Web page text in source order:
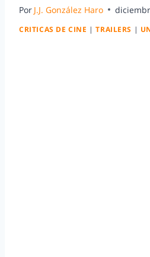
Por J.J. González Haro
CRITICAS DE CINE |TRAILERS |